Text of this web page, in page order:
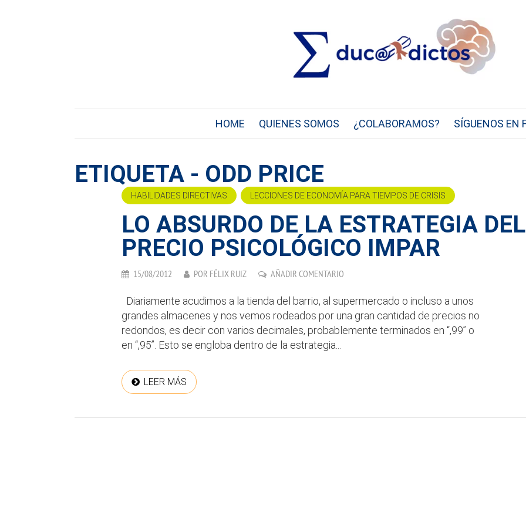
HOME QUIENES SOMOS ¿COLABORAMOS? SÍGUENOS EN
ETIQUETA - ODD PRICE
HABILIDADES DIRECTIVAS LECCIONES DE ECONOMÍA PARA TIEMPOS DE CRISIS
LO ABSURDO DE LA ESTRATEGIA DEL
PRECIO PSICOLÓGICO IMPAR
15/08/2012 POR FÉLIX RUIZ AÑADIR COMENTARIO
Diariamente acudimos a la tienda del barrio, al supermercado o incluso a unos
grandes almacenes y nos vemos rodeados por una gran cantidad de precios no
redondos, es decir con varios decimales, probablemente terminados en “,99” o
en “,95”. Esto se engloba dentro de la estrategia...
LEER MÁS